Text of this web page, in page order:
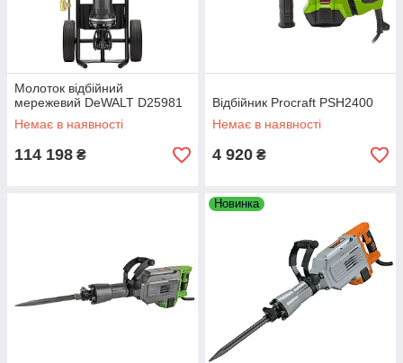
Молоток відбійний
мережевий DeWALT D25981
Немає в наявності
114 198 ₴
Відбійник Procraft PSH2400
Немає в наявності
4 920 ₴
Новинка